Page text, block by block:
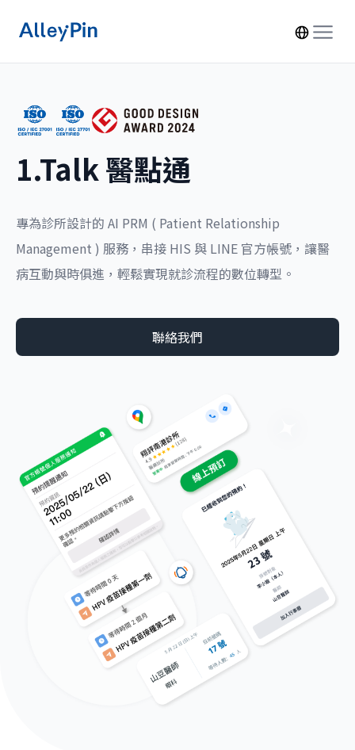
1.Talk 醫點通
專為診所設計的 AI PRM ( Patient Relationship
Management ) 服務，串接 HIS 與 LINE 官方帳號，讓醫
病互動與時俱進，輕鬆實現就診流程的數位轉型。
聯絡我們